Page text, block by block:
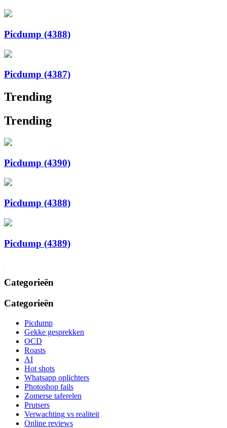
Picdump (4388)
Picdump (4387)
Trending
Trending
Picdump (4390)
Picdump (4388)
Picdump (4389)
Categorieën
Categorieën
Picdump
Gekke gesprekken
OCD
Roasts
AI
Hot shots
Whatsapp oplichters
Photoshop fails
Zomerse taferelen
Prutsers
Verwachting vs realiteit
Online reviews